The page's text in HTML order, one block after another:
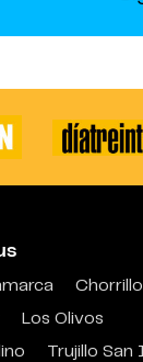
Los Olivos
Trujillo San